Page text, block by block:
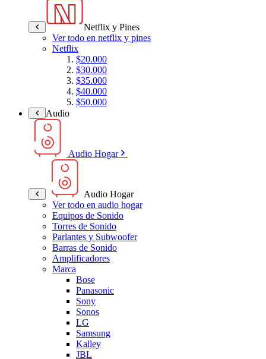
Netflix y Pines
Ver todo en netflix y pines
Netflix
$20.000
$30.000
$35.000
$40.000
$50.000
Audio
Audio Hogar
Audio Hogar
Ver todo en audio hogar
Equipos de Sonido
Torres de Sonido
Parlantes y Subwoofer
Barras de Sonido
Amplificadores
Marca
Bose
Panasonic
Sony
Sonos
LG
Samsung
Kalley
JBL